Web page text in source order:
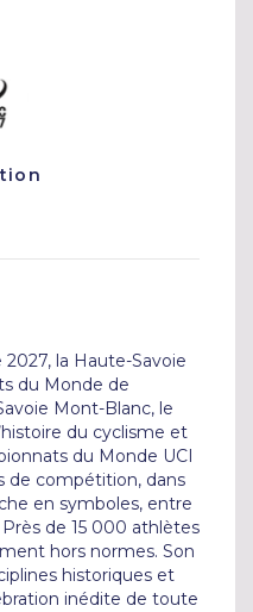
la Haute-Savoie
du Monde de
Mont-Blanc, le
du cyclisme et
du Monde UCI
de compétition, dans
en symboles, entre
de 15 000 athlètes
hors normes. Son
historiques et
inédite de toute